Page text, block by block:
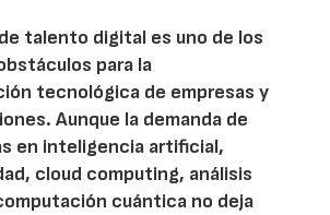
talento digital es uno de los
para la
tecnológica de empresas y
Aunque la demanda de
en inteligencia artificial,
cloud computing, análisis
cuántica no deja